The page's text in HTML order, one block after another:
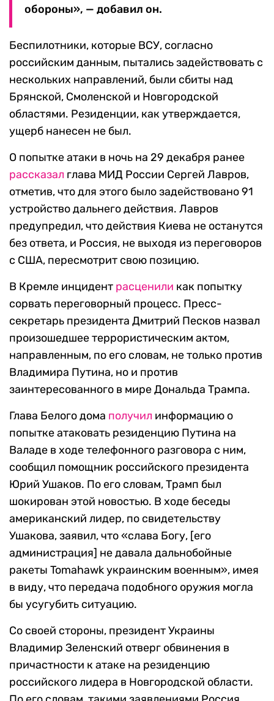
обороны», — добавил он.
Беспилотники, которые ВСУ, согласно
российским данным, пытались задействовать с
нескольких направлений, были сбиты над
Брянской, Смоленской и Новгородской
областями. Резиденции, как утверждается,
ущерб нанесен не был.
О попытке атаки в ночь на 29 декабря ранее
рассказал глава МИД России Сергей Лавров,
отметив, что для этого было задействовано 91
устройство дальнего действия. Лавров
предупредил, что действия Киева не останутся
без ответа, и Россия, не выходя из переговоров
с США, пересмотрит свою позицию.
В Кремле инцидент расценили как попытку
сорвать переговорный процесс. Пресс-
секретарь президента Дмитрий Песков назвал
произошедшее террористическим актом,
направленным, по его словам, не только против
Владимира Путина, но и против
заинтересованного в мире Дональда Трампа.
Глава Белого дома получил информацию о
попытке атаковать резиденцию Путина на
Валаде в ходе телефонного разговора с ним,
сообщил помощник российского президента
Юрий Ушаков. По его словам, Трамп был
шокирован этой новостью. В ходе беседы
американский лидер, по свидетельству
Ушакова, заявил, что «слава Богу, [его
администрация] не давала дальнобойные
ракеты Tomahawk украинским военным», имея
в виду, что передача подобного оружия могла
бы усугубить ситуацию.
Со своей стороны, президент Украины
Владимир Зеленский отверг обвинения в
причастности к атаке на резиденцию
российского лидера в Новгородской области.